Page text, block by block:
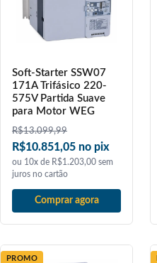
Soft-Starter SSW07
171A Trifásico 220-
575V Partida Suave
para Motor WEG
R$13.099,99
R$10.851,05 no pix
ou 10x de R$1.203,00 sem
juros no cartão
Comprar agora
PROMO